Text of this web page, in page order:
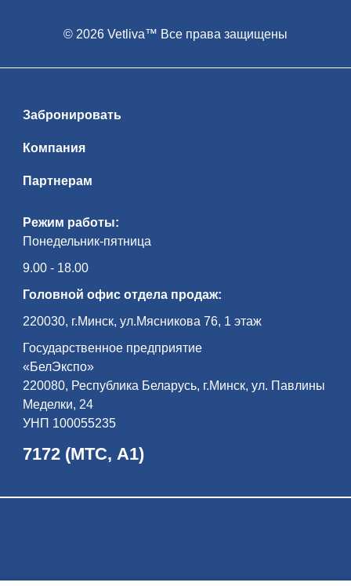
Режим работы:
Понедельник-пятница
9.00 - 18.00
Головной офис отдела продаж:
220030, г.Минск, ул.Мясникова 76, 1 этаж
Государственное предприятие
«БелЭкспо»
220080, Республика Беларусь, г.Минск, ул. Павлины
Меделки, 24
УНП 100055235
7172 (МТС, А1)
Забронировать
Компания
Партнерам
© 2026 Vetliva™ Все права защищены